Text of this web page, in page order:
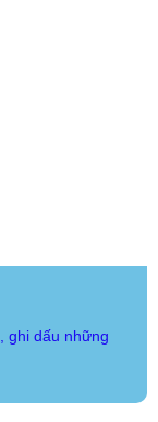
ghi dấu những